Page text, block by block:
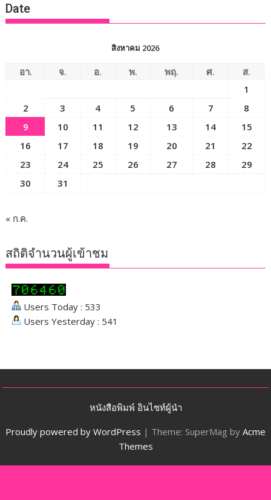
Date
สิงหาคม 2026
อา. จ. อ. พ. พฤ. ศ.
ส.
1
2
3 4 5 6 7
8
9
10 11 12 13 14
15
16
17 18 19 20 21
22
23
24 25 26 27 28
29
30
31
« ก.ค.
สถิติจำนวนผู้เข้าชม
Users Today : 533
Users Yesterday : 541
หนังสือพิมพ์ อินไซท์ผู้นำ
Proudly powered by WordPress | Theme: SuperMag by Acme
Themes